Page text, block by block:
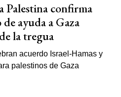
Palestina confirma
ayuda a Gaza
la tregua